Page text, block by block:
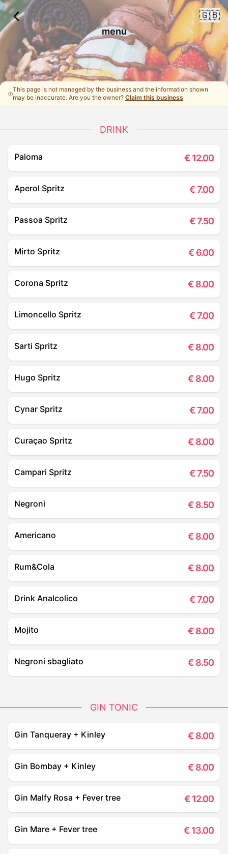
🇬🇧
menu
This page is not managed by the business and the information shown
may be inaccurate. Are you the owner?Claim this business
DRINK
Paloma € 12.00
Aperol Spritz €7.00
Passoa Spritz €7.50
Mirto Spritz € 6.00
Corona Spritz € 8.00
Limoncello Spritz €7.00
Sarti Spritz € 8.00
Hugo Spritz € 8.00
Cynar Spritz €7.00
Curaçao Spritz € 8.00
Campari Spritz €7.50
Negroni € 8.50
Americano € 8.00
Rum&Cola € 8.00
Drink Analcolico €7.00
Mojito € 8.00
Negroni sbagliato € 8.50
GIN TONIC
Gin Tanqueray + Kinley € 8.00
Gin Bombay + Kinley € 8.00
Gin Malfy Rosa + Fever tree € 12.00
Gin Mare + Fever tree € 13.00